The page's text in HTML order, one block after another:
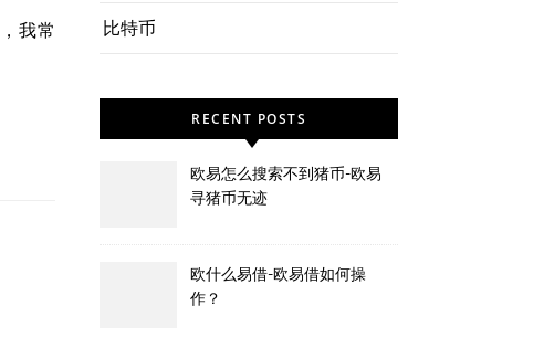
比特币
RECENT POSTS
欧易怎么搜索不到猪币-欧易
寻猪币无迹
欧什么易借-欧易借如何操
作？